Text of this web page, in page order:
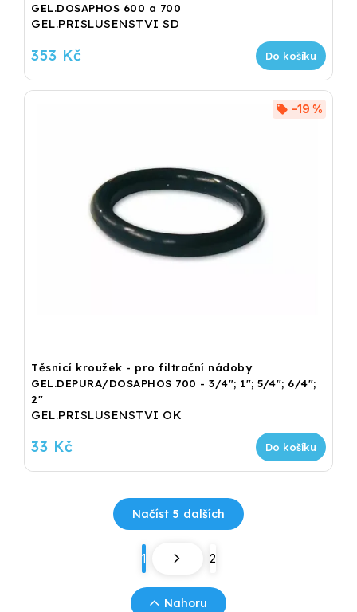
GEL.DOSAPHOS 600 a 700
GEL.PRISLUSENSTVI SD
353 Kč Do košíku
Těsnicí kroužek - pro filtrační nádoby
GEL.DEPURA/DOSAPHOS 700 - 3/4"; 1"; 5/4"; 6/4";
2"
GEL.PRISLUSENSTVI OK
–19 %
33 Kč Do košíku
Načíst 5 dalších
1 2
Nahoru